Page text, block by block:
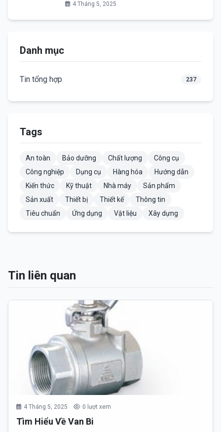
4 Tháng 5, 2025
Danh mục
Tin tổng hợp 237
Tags
An toàn Bảo dưỡng Chất lượng
Công cụ
Công nghiệp
Dụng cụ Hàng hóa
Hướng dẫn
Kiến thức
Kỹ thuật Nhà máy
Sản phẩm
Sản xuất
Thiết bị Thiết kế
Thông tin
Tiêu chuẩn
Ứng dụng Vật liệu Xây dựng
Tin liên quan
4 Tháng 5, 2025 0 lượt xem
Tìm Hiểu Về Van Bi